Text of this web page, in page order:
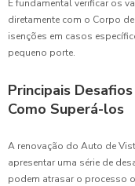
É fundamental verificar os
diretamente com o Corpo
isenções em casos
pequeno porte.
Principais
Como Superá-los
A renovação do Auto de
apresentar uma série de
podem atrasar o processo